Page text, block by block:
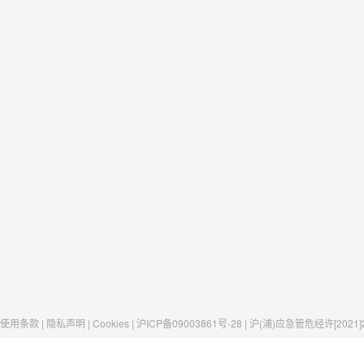
使用条款 | 隐私声明 | Cookies | 沪ICP备09003861号-28 | 沪(浦)应急管危经许